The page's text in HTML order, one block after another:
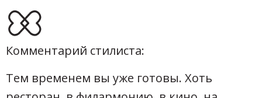
Комментарий стилиста:
Тем временем вы уже готовы. Хоть